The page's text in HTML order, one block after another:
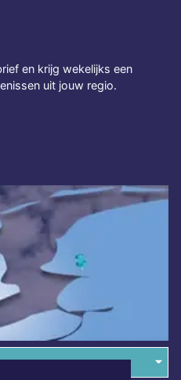
en krijg wekelijks een
uit jouw regio.